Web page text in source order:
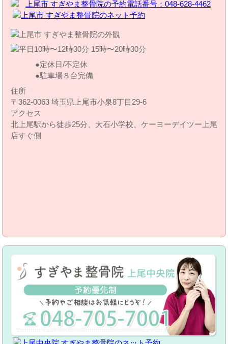
定休日/不定休
駐車場８台完備
住所
〒362-0063 埼玉県上尾市小泉8丁目29‐6
アクセス
北上尾駅から徒歩25分、大石小学校、ケーヨーデイツー上尾
店すぐ側